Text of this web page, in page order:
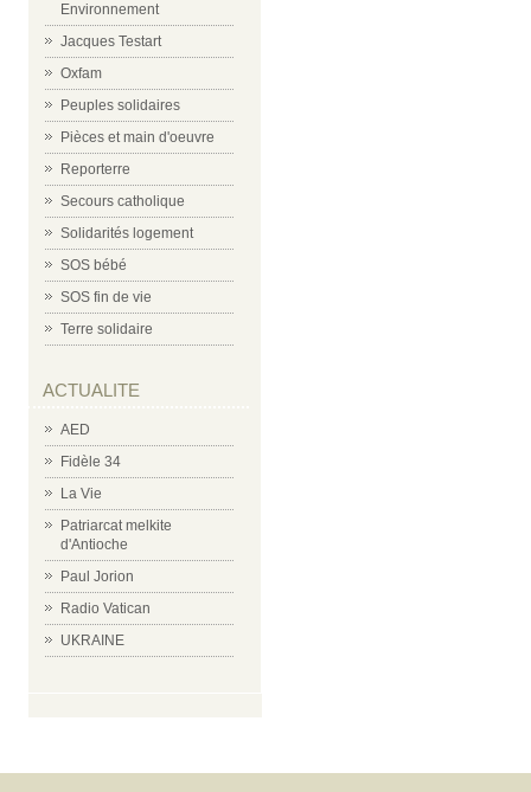
Environnement
Jacques Testart
Oxfam
Peuples solidaires
Pièces et main d'oeuvre
Reporterre
Secours catholique
Solidarités logement
SOS bébé
SOS fin de vie
Terre solidaire
ACTUALITE
AED
Fidèle 34
La Vie
Patriarcat melkite
d'Antioche
Paul Jorion
Radio Vatican
UKRAINE